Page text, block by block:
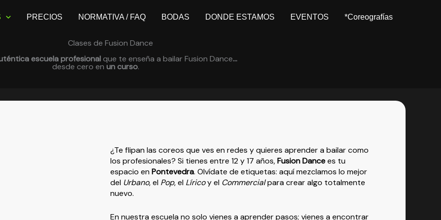
PRECIOS NORMATIVA / FAQ BODAS DONDE ESTAMOS EVENTOS *Coreografías
Clases de Fusion Dance
escuela profesionalque te enseña a bailar Fusion Dance…
desde cero en un curso.
¿Te flipan las coreos que ves en redes y quieres aprender a bailar como
los profesionales? Si tienes entre 12 y 17 años,Fusion Dancees tu
espacio enPontevedra. Olvídate de etiquetas: aquí mezclamos lo mejor
del Urbano, el Pop, el Líricoy el Commercialpara crear algo totalmente
nuevo.
En nuestra escuela no solo vienes a aprender pasos; vienes a encontrar